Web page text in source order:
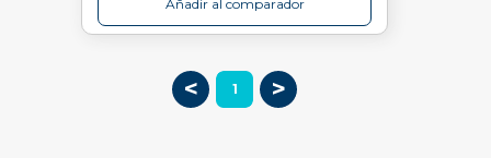
Añadir al comparador
< 1 >